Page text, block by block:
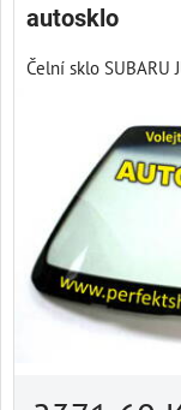
autosklo
Čelní sklo SUBARU